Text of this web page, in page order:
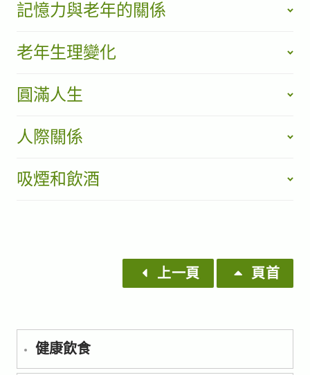
記憶力與老年的關係
老年生理變化
圓滿人生
人際關係
吸煙和飲酒
上一頁 頁首
健康飲食